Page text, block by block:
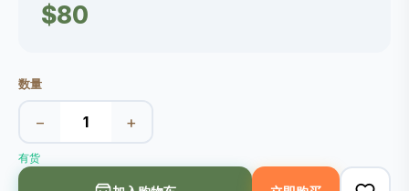
$80
数量
− +
有货